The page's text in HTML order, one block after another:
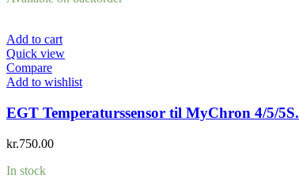
Add to cart
Quick view
Compare
Add to wishlist
EGT Temperaturssensor til MyChron 4/5/5S.
kr.750.00
In stock